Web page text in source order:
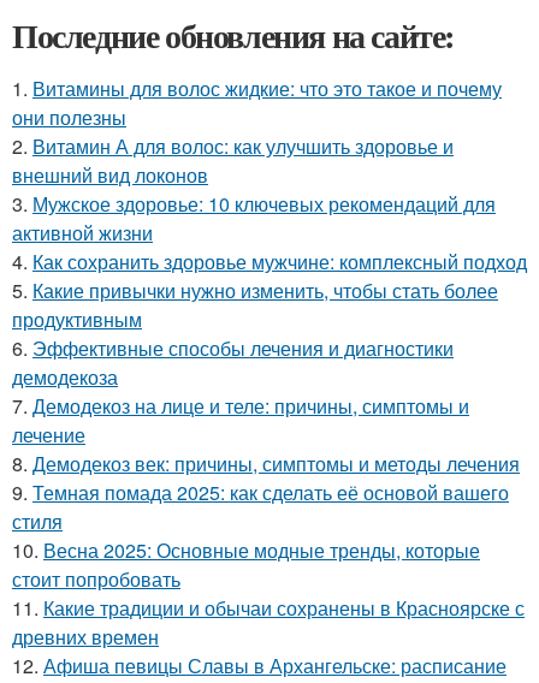
Последние обновления на сайте:
1. Витамины для волос жидкие: что это такое и почему
они полезны
2. Витамин А для волос: как улучшить здоровье и
внешний вид локонов
3. Мужское здоровье: 10 ключевых рекомендаций для
активной жизни
4. Как сохранить здоровье мужчине: комплексный подход
5. Какие привычки нужно изменить, чтобы стать более
продуктивным
6. Эффективные способы лечения и диагностики
демодекоза
7. Демодекоз на лице и теле: причины, симптомы и
лечение
8. Демодекоз век: причины, симптомы и методы лечения
9. Темная помада 2025: как сделать её основой вашего
стиля
10. Весна 2025: Основные модные тренды, которые
стоит попробовать
11. Какие традиции и обычаи сохранены в Красноярске с
древних времен
12. Афиша певицы Славы в Архангельске: расписание